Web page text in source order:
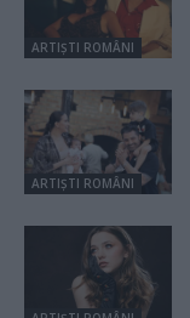
ARTIȘTI ROMÂNI
ARTIȘTI ROMÂNI